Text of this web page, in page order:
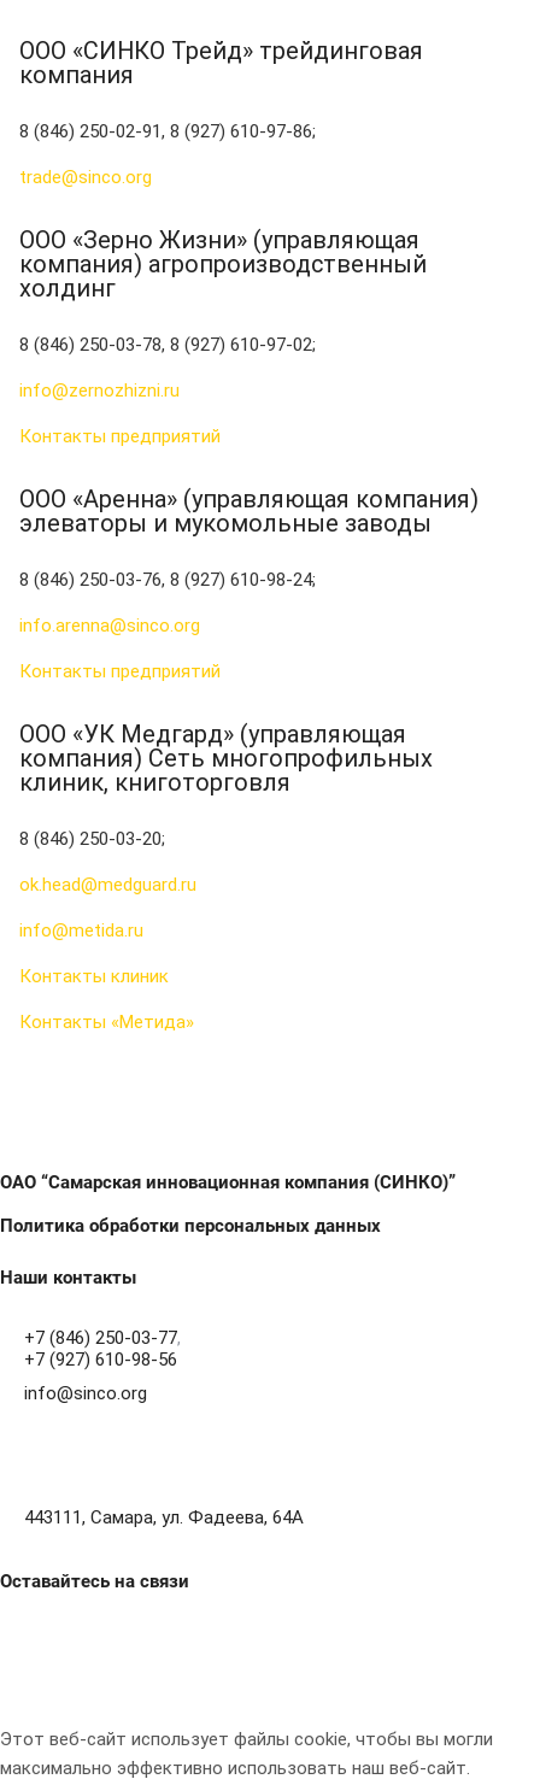
ООО «СИНКО Трейд» трейдинговая
компания
8 (846) 250-02-91, 8 (927) 610-97-86;
trade@sinco.org
ООО «Зерно Жизни» (управляющая
компания) агропроизводственный
холдинг
8 (846) 250-03-78, 8 (927) 610-97-02;
info@zernozhizni.ru
Контакты предприятий
ООО «Аренна» (управляющая компания)
элеваторы и мукомольные заводы
8 (846) 250-03-76, 8 (927) 610-98-24;
info.arenna@sinco.org
Контакты предприятий
ООО «УК Медгард» (управляющая
компания) Сеть многопрофильных
клиник, книготорговля
8 (846) 250-03-20;
ok.head@medguard.ru
info@metida.ru
Контакты клиник
Контакты «Метида»
ОАО “Самарская инновационная компания (СИНКО)”
Политика обработки персональных данных
Наши контакты
+7 (846) 250-03-77,
+7 (927) 610-98-56
info@sinco.org
443111, Самара, ул. Фадеева, 64А
Оставайтесь на связи
Этот веб-сайт использует файлы cookie, чтобы вы могли
максимально эффективно использовать наш веб-сайт.